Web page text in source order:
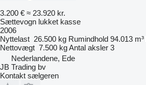
3.200 € ≈ 23.920 kr.
Sættevogn lukket kasse
2006
Nyttelast 26.500 kg Rumindhold 94.013 m³
Nettovægt 7.500 kgAntal aksler 3
Nederlandene, Ede
JB Trading bv
Kontakt sælgeren